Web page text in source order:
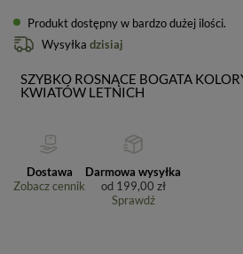
Produkt dostępny w bardzo dużej ilości
Wysyłka dzisiaj
SZYBKO ROSNĄCE BOGATA
KWIATÓW LETNICH
Dostawa
Zobacz cennik
Darmowa wysyłka
od 199,00 zł
Sprawdź